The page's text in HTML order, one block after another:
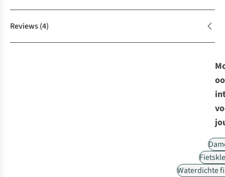
Reviews(4)
Waterdichte